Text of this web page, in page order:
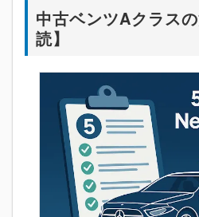
中古ベンツAクラス
読】